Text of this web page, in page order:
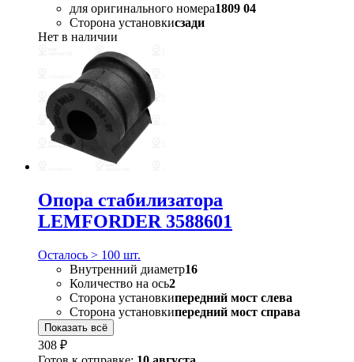
для оригинального номера1809 04
Сторона установкисзади
Нет в наличии
Опора стабилизатора
LEMFORDER 3588601
Осталось > 100 шт.
Внутренний диаметр16
Количество на ось2
Сторона установкипередний мост слева
Сторона установкипередний мост справа
Показать всё
308 ₽